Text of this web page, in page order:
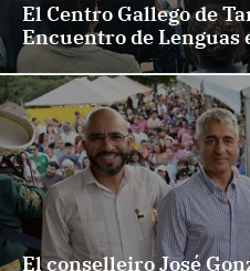
El Centro Gallego de
Encuentro de
El conselleiro José